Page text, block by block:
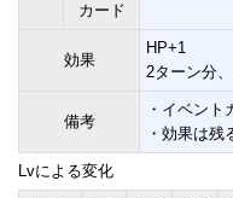
カード
効果
HP+1
2ターン分
備考
・イベン
・効果は残
Lvによる変化